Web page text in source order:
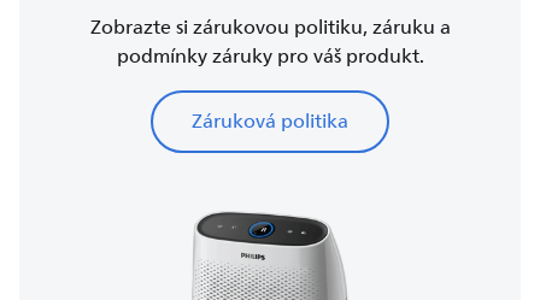
Zobrazte si zárukovou politiku, záruku a
podmínky záruky pro váš produkt.
Záruková politika